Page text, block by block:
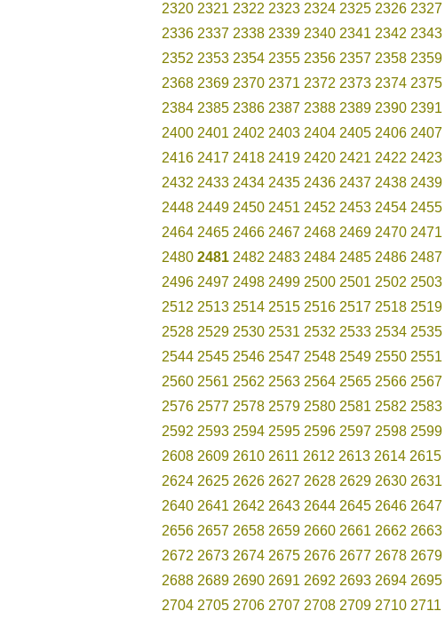
2320 2321 2322 2323 2324 2325 2326 2327
2336 2337 2338 2339 2340 2341 2342 2343
2352 2353 2354 2355 2356 2357 2358 2359
2368 2369 2370 2371 2372 2373 2374 2375
2384 2385 2386 2387 2388 2389 2390 2391
2400 2401 2402 2403 2404 2405 2406 2407
2416 2417 2418 2419 2420 2421 2422 2423
2432 2433 2434 2435 2436 2437 2438 2439
2448 2449 2450 2451 2452 2453 2454 2455
2464 2465 2466 2467 2468 2469 2470 2471
2480 2481 2482 2483 2484 2485 2486 2487
2496 2497 2498 2499 2500 2501 2502 2503
2512 2513 2514 2515 2516 2517 2518 2519
2528 2529 2530 2531 2532 2533 2534 2535
2544 2545 2546 2547 2548 2549 2550 2551
2560 2561 2562 2563 2564 2565 2566 2567
2576 2577 2578 2579 2580 2581 2582 2583
2592 2593 2594 2595 2596 2597 2598 2599
2608 2609 2610 2611 2612 2613 2614 2615
2624 2625 2626 2627 2628 2629 2630 2631
2640 2641 2642 2643 2644 2645 2646 2647
2656 2657 2658 2659 2660 2661 2662 2663
2672 2673 2674 2675 2676 2677 2678 2679
2688 2689 2690 2691 2692 2693 2694 2695
2704 2705 2706 2707 2708 2709 2710 2711